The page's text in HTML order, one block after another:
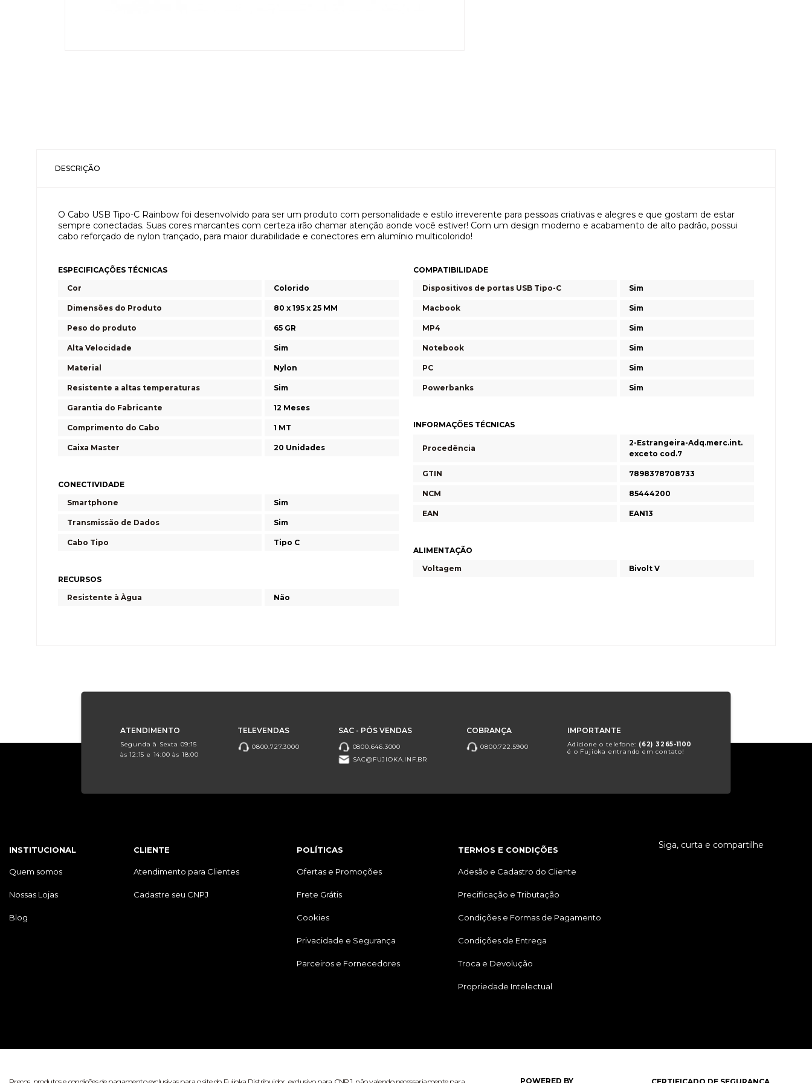
DESCRIÇÃO
O Cabo USB Tipo-C Rainbow foi desenvolvido para ser um produto com personalidade e estilo irreverente para pessoas criativas e alegres e que gostam de estar
sempre conectadas. Suas cores marcantes com certeza irão chamar atenção aonde você estiver! Com um design moderno e acabamento de alto padrão, possui
cabo reforçado de nylon trançado, para maior durabilidade e conectores em alumínio multicolorido!
ESPECIFICAÇÕES TÉCNICAS
Cor
Colorido
Dimensões do Produto 80 x 195 x 25 MM
Peso do produto 65 GR
Alta Velocidade Sim
Material Nylon
Resistente a altas temperaturas Sim
Garantia do Fabricante 12 Meses
Comprimento do Cabo 1 MT
Caixa Master 20 Unidades
CONECTIVIDADE
Smartphone
Sim
Transmissão de Dados Sim
Cabo Tipo Tipo C
RECURSOS
Resistente à Àgua
Não
COMPATIBILIDADE
Dispositivos de portas USB Tipo-C
Sim
Macbook Sim
MP4 Sim
Notebook Sim
PC Sim
Powerbanks Sim
INFORMAÇÕES TÉCNICAS
Procedência
2-Estrangeira-Adq.merc.int.
exceto cod.7
GTIN 7898378708733
NCM 85444200
EAN EAN13
ALIMENTAÇÃO
Voltagem
Bivolt V
ATENDIMENTO
Segunda à Sexta 09:15
às 12:15 e 14:00 às 18:00
TELEVENDAS
0800.727.3000
SAC - PÓS VENDAS
0800.646.3000
SAC@FUJIOKA.INF.BR
COBRANÇA
0800.722.5900
IMPORTANTE
Adicione o telefone: (62) 3265-1100
é o Fujioka entrando em contato!
INSTITUCIONAL
Quem somos
Nossas Lojas
Blog
CLIENTE
Atendimento para Clientes
Cadastre seu CNPJ
POLÍTICAS
Ofertas e Promoções
Frete Grátis
Cookies
Privacidade e Segurança
Parceiros e Fornecedores
TERMOS E CONDIÇÕES
Adesão e Cadastro do Cliente
Precificação e Tributação
Condições e Formas de Pagamento
Condições de Entrega
Troca e Devolução
Propriedade Intelectual
Siga, curta e compartilhe
POWERED BY